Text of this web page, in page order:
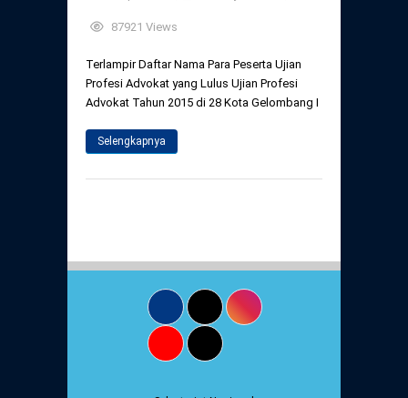
87921 Views
Terlampir Daftar Nama Para Peserta Ujian
Profesi Advokat yang Lulus Ujian Profesi
Advokat Tahun 2015 di 28 Kota Gelombang I
Selengkapnya